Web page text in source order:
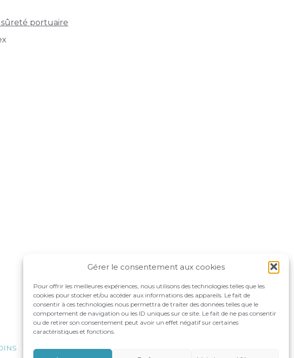
Gérer le consentement aux cookies
Pour offrir les meilleures expériences, nous utilisons des technologies telles que les
cookies pour stocker et/ou accéder aux informations des appareils. Le fait de
consentir à ces technologies nous permettra de traiter des données telles que le
comportement de navigation ou les ID uniques sur ce site. Le fait de ne pas consentir
ou de retirer son consentement peut avoir un effet négatif sur certaines
caractéristiques et fonctions.
sûreté portuaire
NOS ACCOMPAGNEMENTS